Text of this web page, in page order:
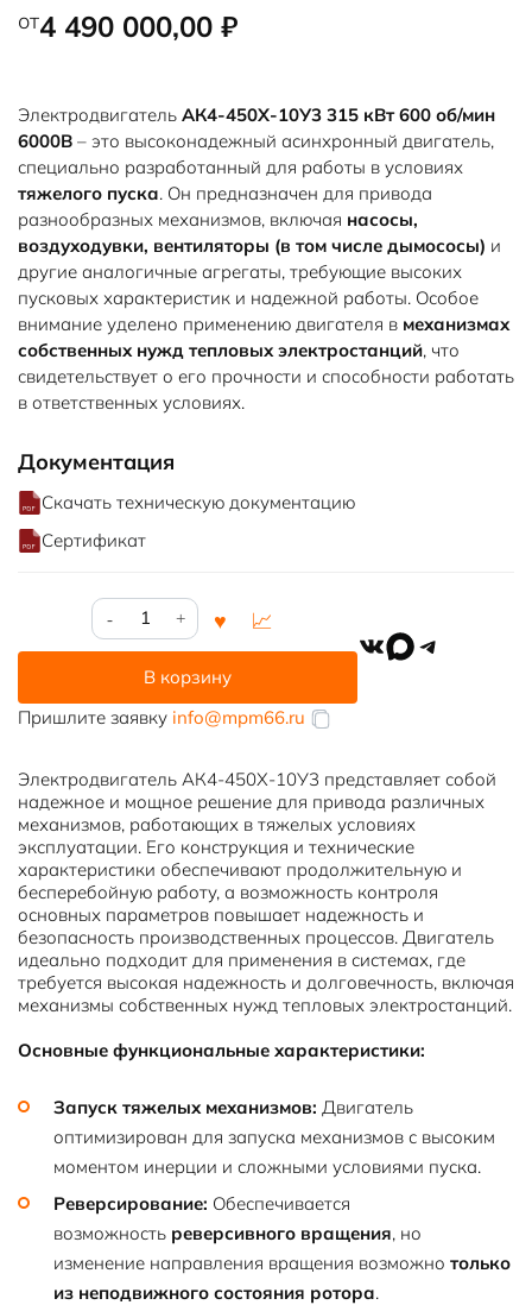
от4 490 000,00 ₽
Электродвигатель АК4-450Х-10У3 315 кВт 600 об/мин
6000В – это высоконадежный асинхронный двигатель,
специально разработанный для работы в условиях
тяжелого пуска. Он предназначен для привода
разнообразных механизмов, включая насосы,
воздуходувки, вентиляторы (в том числе дымососы) и
другие аналогичные агрегаты, требующие высоких
пусковых характеристик и надежной работы. Особое
внимание уделено применению двигателя в механизмах
собственных нужд тепловых электростанций, что
свидетельствует о его прочности и способности работать
в ответственных условиях.
Документация
Скачать техническую документацию
Сертификат
Количество
товара
450Х-10У3В корзину
VKMAXTelegram
Пришлите заявку info@mpm66.ru
Электродвигатель АК4-450Х-10У3 представляет собой
надежное и мощное решение для привода различных
механизмов, работающих в тяжелых условиях
эксплуатации. Его конструкция и технические
характеристики обеспечивают продолжительную и
бесперебойную работу, а возможность контроля
основных параметров повышает надежность и
безопасность производственных процессов. Двигатель
идеально подходит для применения в системах, где
требуется высокая надежность и долговечность, включая
механизмы собственных нужд тепловых электростанций.
Основные функциональные характеристики:
Запуск тяжелых механизмов: Двигатель
оптимизирован для запуска механизмов с высоким
моментом инерции и сложными условиями пуска.
Реверсирование: Обеспечивается
возможность реверсивного вращения, но
изменение направления вращения возможно только
из неподвижного состояния ротора.